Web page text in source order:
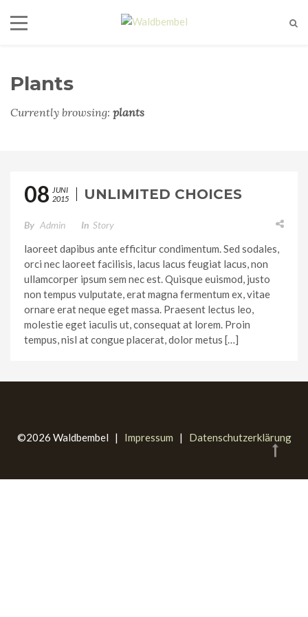
Plants
Currently browsing: plants
08 JUNI
2015
UNLIMITED CHOICES
By Admin In Story
laoreet dapibus ante efficitur condimentum. Sed sodales,
orci nec laoreet facilisis, lacus lacus feugiat lacus, non
ullamcorper ipsum sem nec est. Quisque euismod, justo
non tempus vulputate, erat magna fermentum ex, vitae
ornare erat neque eget massa. Praesent lectus leo,
molestie eget iaculis ut, consequat at lorem. Proin
tempus, nisl at congue placerat, dolor metus […]
©2026 Waldbembel | Impressum | Datenschutzerklärung